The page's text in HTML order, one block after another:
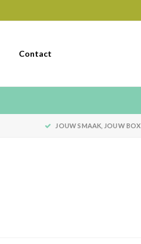
Contact
JOUW SMAAK, JOUW BOX